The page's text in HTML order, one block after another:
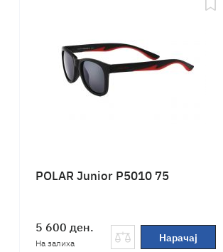
POLAR Junior P5010 75
5 600 ден.
На залиха Нарачај